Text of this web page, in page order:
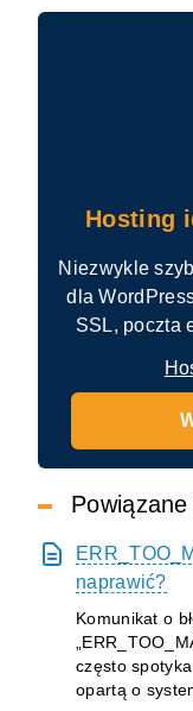
Hosting
Niezwykle
dla
SSL, poczta
Powiązane
naprawić?
Komunikat o
często
opartą o